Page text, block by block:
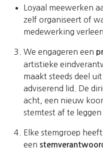
Loyaal meewerken
zelf organiseert of
medewerking
We engageren een
artistieke
maakt steeds deel
adviserend lid. De
acht, een nieuw
stemtest af te leggen
Elke stemgroep heeft
een